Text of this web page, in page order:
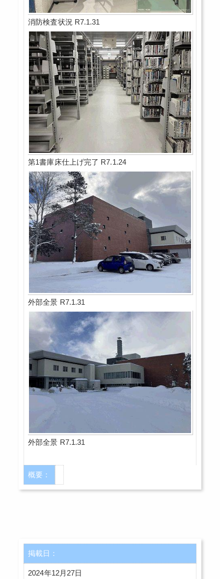
消防検査状況 R7.1.31
第1書庫床仕上げ完了 R7.1.24
外部全景 R7.1.31
外部全景 R7.1.31
概要：
掲載日：
2024年12月27日